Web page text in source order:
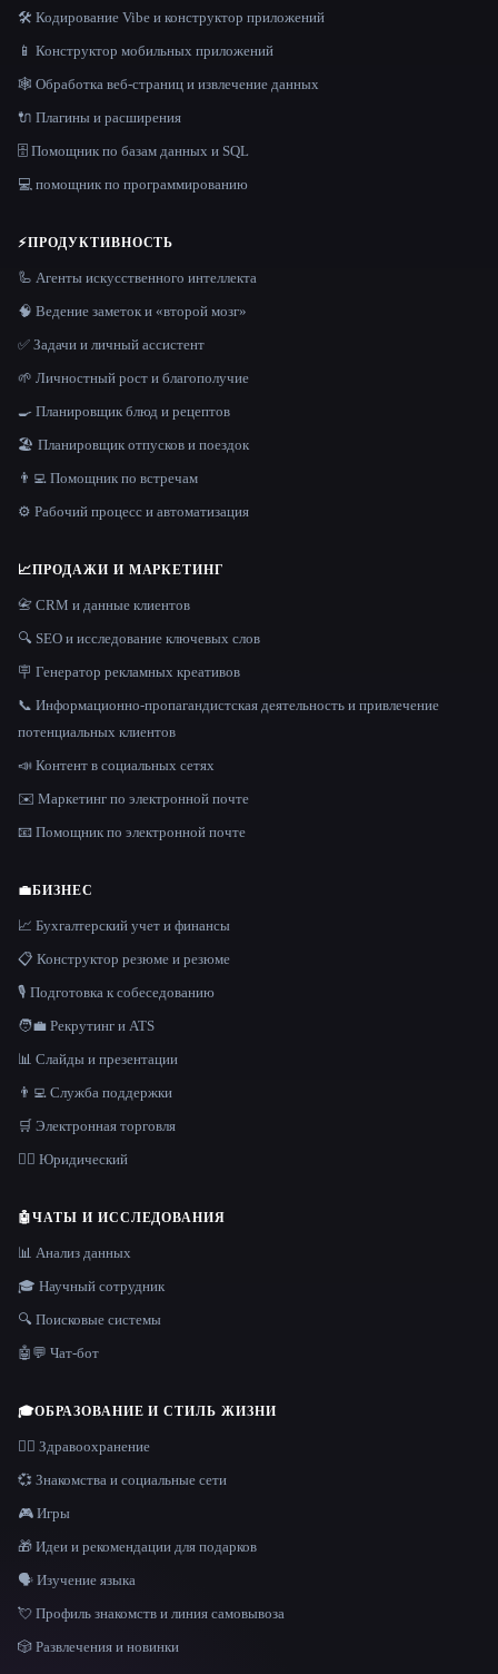
🛠️ Кодирование Vibe и конструктор приложений
📱 Конструктор мобильных приложений
🕸️ Обработка веб-страниц и извлечение данных
🔌 Плагины и расширения
🗄️ Помощник по базам данных и SQL
💻 помощник по программированию
⚡ПРОДУКТИВНОСТЬ
🦾 Агенты искусственного интеллекта
🧠 Ведение заметок и «второй мозг»
✅ Задачи и личный ассистент
🌱 Личностный рост и благополучие
🍳 Планировщик блюд и рецептов
🏖 Планировщик отпусков и поездок
👨‍💻 Помощник по встречам
⚙️ Рабочий процесс и автоматизация
📈ПРОДАЖИ И МАРКЕТИНГ
📇 CRM и данные клиентов
🔍 SEO и исследование ключевых слов
🪧 Генератор рекламных креативов
📞 Информационно-пропагандистская деятельность и привлечение
потенциальных клиентов
📣 Контент в социальных сетях
✉️ Маркетинг по электронной почте
📧 Помощник по электронной почте
💼БИЗНЕС
📈 Бухгалтерский учет и финансы
📋 Конструктор резюме и резюме
🎙️ Подготовка к собеседованию
🧑‍💼 Рекрутинг и ATS
📊 Слайды и презентации
👨‍💻 Служба поддержки
🛒 Электронная торговля
👩‍⚖️ Юридический
🤖ЧАТЫ И ИССЛЕДОВАНИЯ
📊 Анализ данных
🎓 Научный сотрудник
🔍 Поисковые системы
🤖💬 Чат-бот
🎓ОБРАЗОВАНИЕ И СТИЛЬ ЖИЗНИ
👩‍⚕️ Здравоохранение
💞 Знакомства и социальные сети
🎮 Игры
🎁 Идеи и рекомендации для подарков
🗣️ Изучение языка
💘 Профиль знакомств и линия самовывоза
🎲 Развлечения и новинки